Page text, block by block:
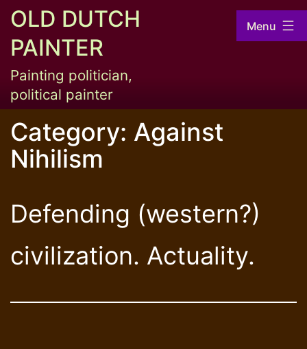
Skip
content
OLD DUTCH
PAINTER
Painting politician,
political painter
Menu
Category: Against
Nihilism
Defending (western?)
civilization. Actuality.